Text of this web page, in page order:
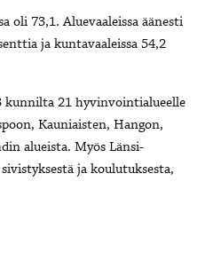
oli 73,1. Aluevaaleissa äänesti
ja kuntavaaleissa 54,2
kunnilta 21 hyvinvointialueelle
Kauniaisten, Hangon,
alueista. Myös Länsi-
ja koulutuksesta,